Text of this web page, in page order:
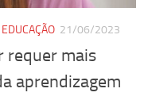
EDUCAÇÃO 21/06/2023
requer mais
aprendizagem